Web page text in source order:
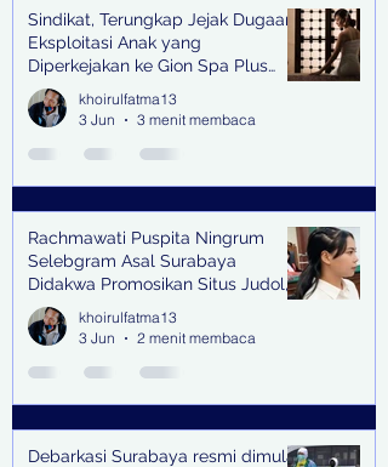
Sindikat, Terungkap Jejak Dugaan
Eksploitasi Anak yang
Diperkejakan ke Gion Spa Plus
and Pub Surabaya,
khoirulfatma13
3 Jun
3 menit membaca
Rachmawati Puspita Ningrum
Selebgram Asal Surabaya
Didakwa Promosikan Situs Judol,
Raup Rp2 Juta dari Tiga Kali
Endorse
khoirulfatma13
3 Jun
2 menit membaca
Debarkasi Surabaya resmi dimulai